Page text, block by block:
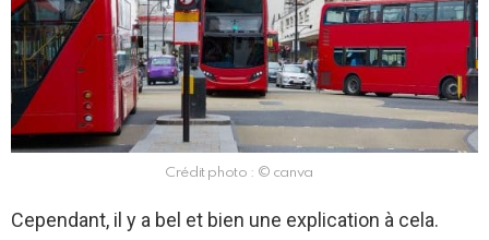
Crédit photo : © canva
Cependant, il y a bel et bien une explication à cela.